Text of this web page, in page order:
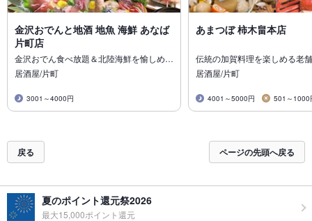
金沢おでんと地酒 地魚 海鮮 あなば
片町店
金沢おでん食べ放題＆北陸海鮮を愉しめ…
居酒屋/片町
3001～4000円
あまつぼ 柿木畠本店
伝統の加賀料理を楽しめる老
居酒屋/片町
4001～5000円 501～1000
戻る ページの先頭へ戻る
夏のポイント還元祭2026
最大15,000ポイント還元